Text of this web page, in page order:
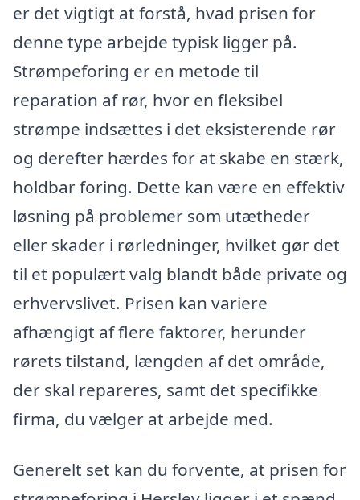
er det vigtigt at forstå, hvad prisen for
denne type arbejde typisk ligger på.
Strømpeforing er en metode til
reparation af rør, hvor en fleksibel
strømpe indsættes i det eksisterende rør
og derefter hærdes for at skabe en stærk,
holdbar foring. Dette kan være en effektiv
løsning på problemer som utætheder
eller skader i rørledninger, hvilket gør det
til et populært valg blandt både private og
erhvervslivet. Prisen kan variere
afhængigt af flere faktorer, herunder
rørets tilstand, længden af det område,
der skal repareres, samt det specifikke
firma, du vælger at arbejde med.
Generelt set kan du forvente, at prisen for